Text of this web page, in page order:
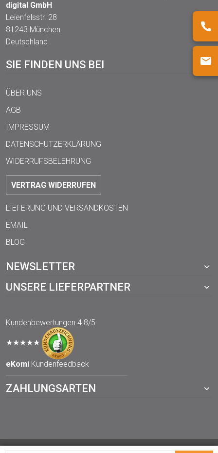
digital GmbH
Leienfelsstr. 28
81243 München
Deutschland
SIE FINDEN UNS BEI
ÜBER UNS
AGB
IMPRESSUM
DATENSCHUTZERKLÄRUNG
WIDERRUFSBELEHRUNG
VERTRAG WIDERRUFEN
LIEFERUNG UND VERSANDKOSTEN
EMAIL
BLOG
NEWSLETTER
UNSERE LIEFERPARTNER
Kundenbewertungen 4.8/5
★★★★★
eKomi Kundenfeedback
ZAHLUNGSARTEN